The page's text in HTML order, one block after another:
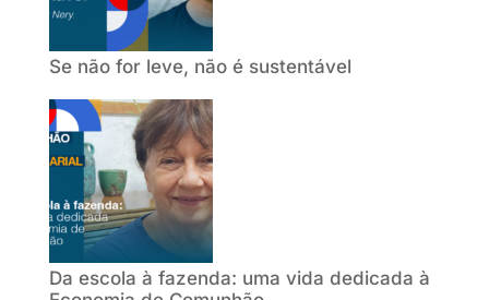
Se não for leve, não é sustentável
Da escola à fazenda: uma vida dedicada à